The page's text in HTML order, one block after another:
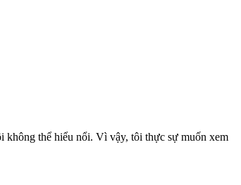
không thể hiểu nổi. Vì vậy, tôi thực sự muốn xem